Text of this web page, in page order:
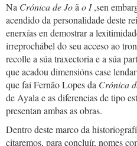
Na Crónica de Joã o I,sen
acendido da personalidade deste
enerxías en demostrar a
irreprochábel do seu acceso ao
recolle a súa traxectoria e a súa
que acadou dimensións case
que fai Fernão Lopes da Crónica
de Ayala e as diferencias de tipo
presentan ambas as obras.
Dentro deste marco da
citaremos, para concluír, nomes